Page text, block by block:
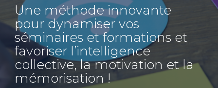
Une méthode innovante
pour dynamiser vos
séminaires et formations et
favoriser l’intelligence
collective, la motivation et la
mémorisation !